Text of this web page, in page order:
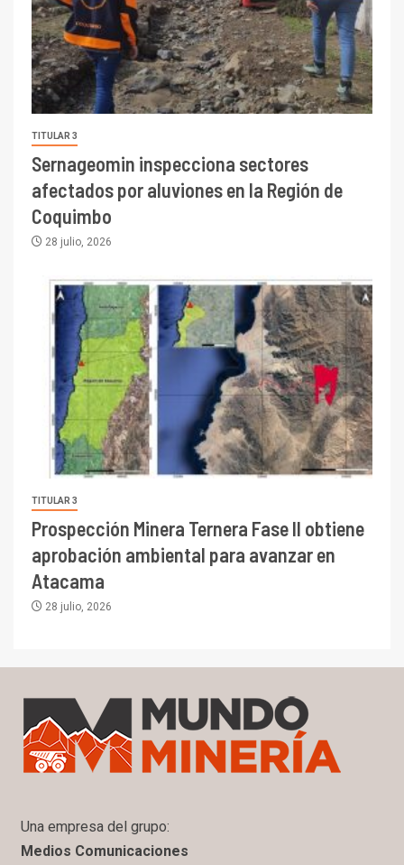
TITULAR 3
Sernageomin inspecciona sectores
afectados por aluviones en la Región de
Coquimbo
28 julio, 2026
TITULAR 3
Prospección Minera Ternera Fase II obtiene
aprobación ambiental para avanzar en
Atacama
28 julio, 2026
Una empresa del grupo:
Medios Comunicaciones